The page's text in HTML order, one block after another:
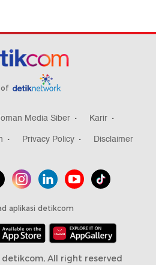
of
Media Siber
Karir
Privacy Policy Disclaimer
aplikasi detikcom
All right reserved